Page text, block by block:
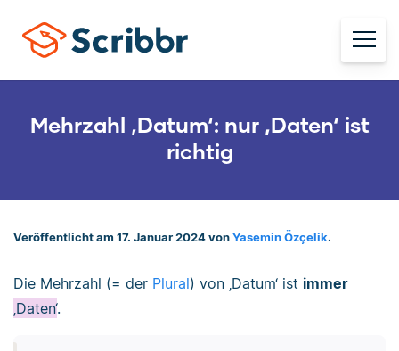
Mehrzahl ‚Datum‘: nur ‚Daten‘ ist
richtig
Veröffentlicht am 17. Januar 2024 von Yasemin Özçelik.
Die Mehrzahl (= der Plural) von ‚Datum‘ ist immer
‚Daten‘.